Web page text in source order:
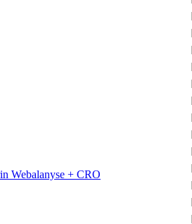
Webalanyse + CRO